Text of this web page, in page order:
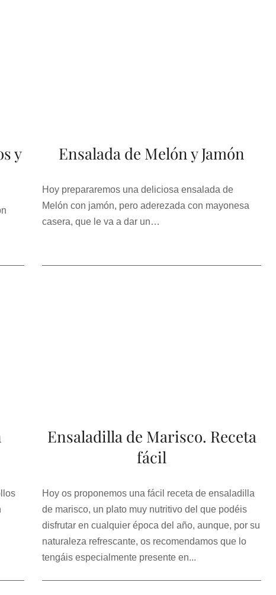
y
Ensalada de Melón y Jamón
Hoy prepararemos una deliciosa ensalada de
Melón con jamón, pero aderezada con mayonesa
casera, que le va a dar un…
Ensaladilla de Marisco. Receta
fácil
Hoy os proponemos una fácil receta de ensaladilla
de marisco, un plato muy nutritivo del que podéis
disfrutar en cualquier época del año, aunque, por su
naturaleza refrescante, os recomendamos que lo
tengáis especialmente presente en...